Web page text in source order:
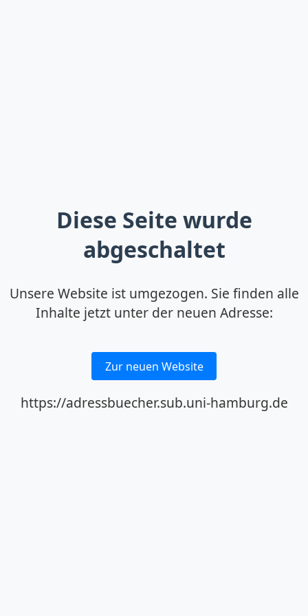
Diese Seite wurde
abgeschaltet
Unsere Website ist umgezogen. Sie finden alle
Inhalte jetzt unter der neuen Adresse:
Zur neuen Website
https://adressbuecher.sub.uni-hamburg.de